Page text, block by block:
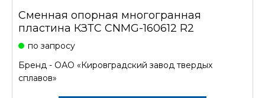
Сменная опорная многогранная
пластина КЗТС CNMG-160612 R2
по запросу
Бренд - ОАО «Кировградский завод твердых
сплавов»